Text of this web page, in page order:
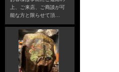
上、ご来店、ご商談が可
能な方と限らせて頂…